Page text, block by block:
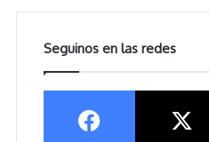
Seguinos en las redes